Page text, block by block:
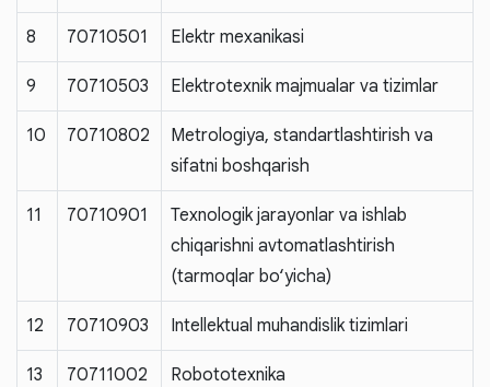
8 70710501 Elektr mexanikasi
9 70710503 Elektrotexnik majmualar va tizimlar
10 70710802
Metrologiya, standartlashtirish va
sifatni boshqarish
11 70710901
Texnologik jarayonlar va ishlab
chiqarishni avtomatlashtirish
(tarmoqlar bo‘yicha)
12 70710903 Intellektual muhandislik tizimlari
13 70711002 Robototexnika